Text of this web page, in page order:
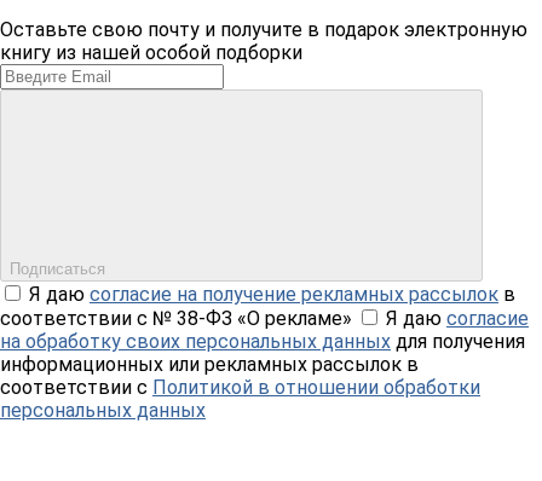
Оставьте свою почту и получите в подарок электронную
книгу из нашей особой подборки
Подписаться
Я даю согласие на получение рекламных рассылок в
соответствии с № 38-ФЗ «О рекламе»
Я даю согласие
на обработку своих персональных данных для получения
информационных или рекламных рассылок в
соответствии с Политикой в отношении обработки
персональных данных